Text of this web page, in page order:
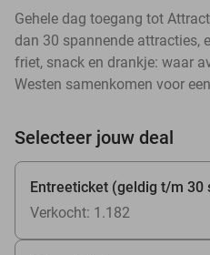
Gehele dag toegang tot
dan 30 spannende attracties,
friet, snack en drankje: waar
Westen samenkomen voor
Selecteer jouw deal
Entreeticket (geldig t/m 30
Verkocht: 1.182